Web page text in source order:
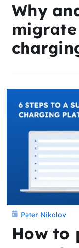
Why
Peter Nikolov
How to